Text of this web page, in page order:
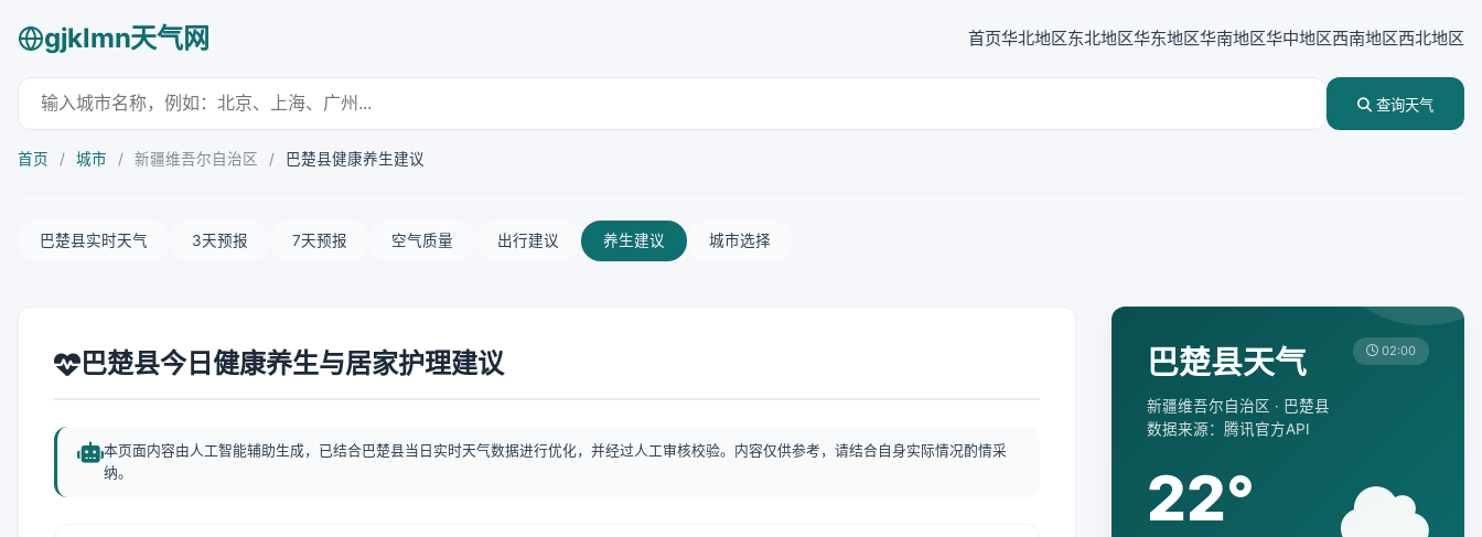
gjklmn天气网 首页华北地区东北地区华东地区华南地区华中地区西南地区西北地区
查询天气
首页 / 城市 / 新疆维吾尔自治区 / 巴楚县健康养生建议
巴楚县实时天气 3天预报 7天预报 空气质量 出行建议 养生建议 城市选择
巴楚县今日健康养生与居家护理建议
本页面内容由人工智能辅助生成，已结合巴楚县当日实时天气数据进行优化，并经过人工审核校验。内容仅供参考，请结合自身实际情况酌情采
纳。
巴楚县天气
新疆维吾尔自治区 · 巴楚县
数据来源：腾讯官方API
02:00
22°